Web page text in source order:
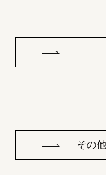
その